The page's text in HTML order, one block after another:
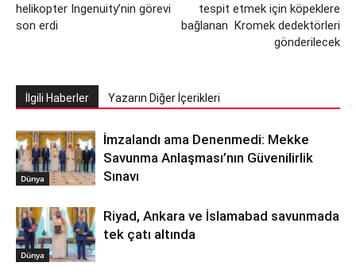
helikopter Ingenuity’nin görevi
son erdi
tespit etmek için köpeklere
bağlanan Kromek dedektörleri
gönderilecek
İlgili Haberler Yazarın Diğer İçerikleri
Dünya
İmzalandı ama Denenmedi: Mekke
Savunma Anlaşması’nın Güvenilirlik
Sınavı
Dünya
Riyad, Ankara ve İslamabad savunmada
tek çatı altında